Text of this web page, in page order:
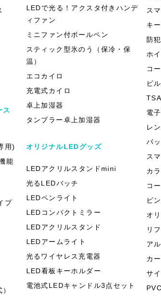
ス
用)
能
プ
LEDで光る！アクスタ付きハンデ
ィファン
ミニファン付ボールペン
スティック型氷のう（保冷・保
温）
エコカイロ
充電式カイロ
卓上加湿器
タンブラー卓上加湿器
オリジナルLEDグッズ
LEDアクリルスタンドmini
光るLEDバッチ
LEDペンライト
LEDコンパクトミラー
LEDアクリルスタンド
LEDアームライト
光るワイヤレス充電器
LED看板キーホルダー
電池式LEDキャンドル3点セット
ス
キ
防
ホ
コ
ピ
電
レ
バ
ス
カ
コ
ピ
オ
リ
ア
カ
サ